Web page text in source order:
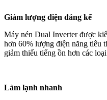
Giảm lượng điện đáng kể
Máy nén Dual Inverter được
hơn 60% lượng điện năng tiêu
giảm thiểu tiếng ồn hơn các
Làm lạnh nhanh